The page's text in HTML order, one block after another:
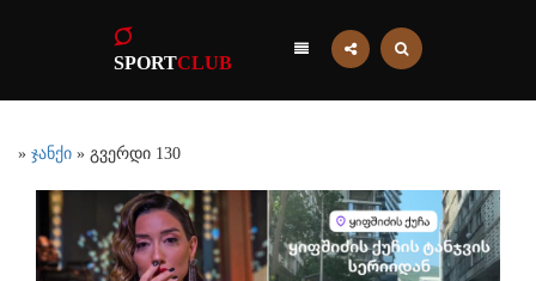
SPORTCLUB
» ჯანქი » გვერდი 130